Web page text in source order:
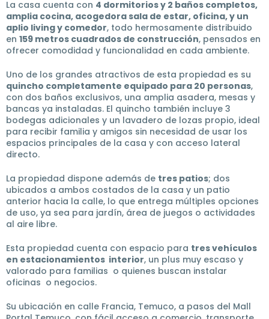
La casa cuenta con 4 dormitorios y 2 baños completos,
amplia cocina, acogedora sala de estar, oficina, y un
aplio living y comedor, todo hermosamente distribuido
en 159 metros cuadrados de construcción, pensados en
ofrecer comodidad y funcionalidad en cada ambiente.
Uno de los grandes atractivos de esta propiedad es su
quincho completamente equipado para 20 personas,
con dos baños exclusivos, una amplia asadera, mesas y
bancas ya instaladas. El quincho también incluye 3
bodegas adicionales y un lavadero de lozas propio, ideal
para recibir familia y amigos sin necesidad de usar los
espacios principales de la casa y con acceso lateral
directo.
La propiedad dispone además de tres patios; dos
ubicados a ambos costados de la casa y un patio
anterior hacia la calle, lo que entrega múltiples opciones
de uso, ya sea para jardín, área de juegos o actividades
al aire libre.
Esta propiedad cuenta con espacio para tres vehículos
en estacionamientos interior, un plus muy escaso y
valorado para familias o quienes buscan instalar
oficinas o negocios.
Su ubicación en calle Francia, Temuco, a pasos del Mall